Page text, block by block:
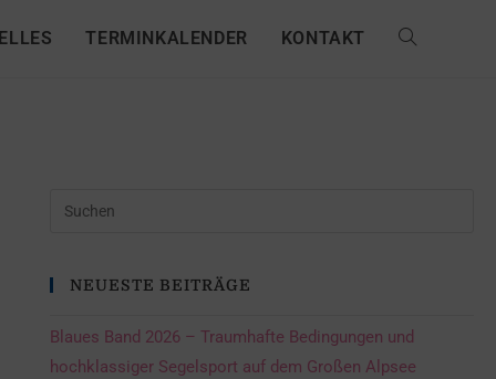
TERMINKALENDER KONTAKT
NEUESTE BEITRÄGE
Blaues Band 2026 – Traumhafte Bedingungen und
hochklassiger Segelsport auf dem Großen Alpsee